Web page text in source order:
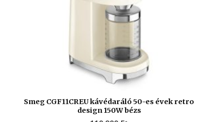
Smeg CGF11CREU kávédaráló 50-es évek retro
design 150W bézs